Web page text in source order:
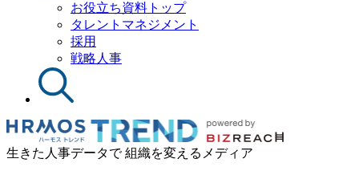
お役立ち資料トップ
タレントマネジメント
採用
戦略人事
生きた人事データで 組織を変えるメディア